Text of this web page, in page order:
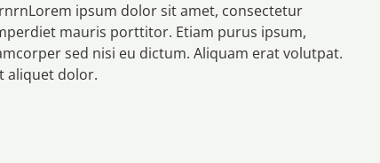
ipsum dolor sit amet, consectetur
mauris porttitor. Etiam purus ipsum,
sed nisi eu dictum. Aliquam erat volutpat.
aliquet dolor.